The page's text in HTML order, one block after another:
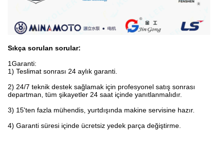
Sıkça sorulan sorular:
1Garanti:
1) Teslimat sonrası 24 aylık garanti.
2) 24/7 teknik destek sağlamak için profesyonel satış sonrası
departman, tüm şikayetler 24 saat içinde yanıtlanmalıdır.
3) 15'ten fazla mühendis, yurtdışında makine servisine hazır.
4) Garanti süresi içinde ücretsiz yedek parça değiştirme.